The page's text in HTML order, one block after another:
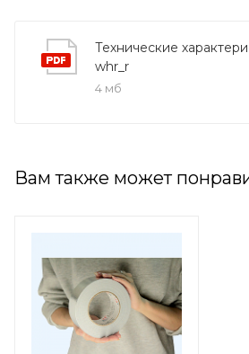
Технические
whr_r
4 мб
Вам также может